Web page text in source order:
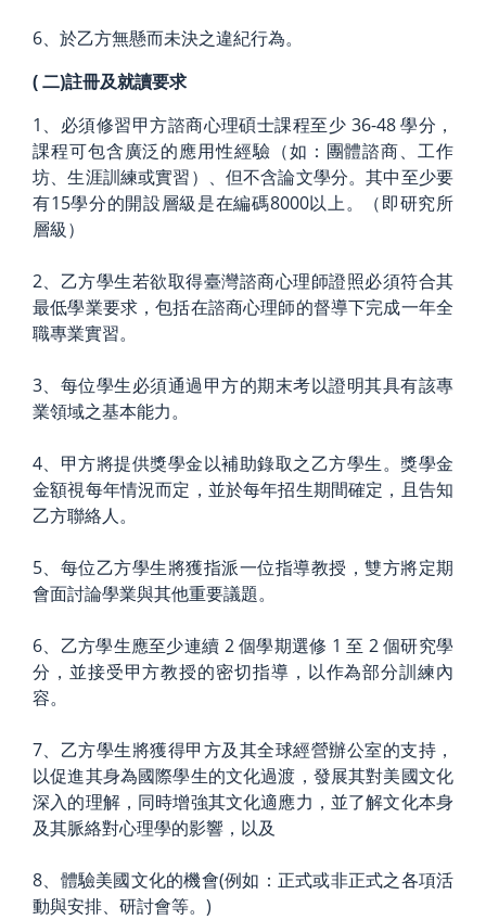
6、於乙方無懸而未決之違紀行為。
(二)註冊及就讀要求
1、必須修習甲方諮商心理碩士課程至少 36-48 學分，
課程可包含廣泛的應用性經驗（如：團體諮商、工作
坊、生涯訓練或實習）、但不含論文學分。其中至少要
有15學分的開設層級是在編碼8000以上。（即研究所
層級）
2、乙方學生若欲取得臺灣諮商心理師證照必須符合其
最低學業要求，包括在諮商心理師的督導下完成一年全
職專業實習。
3、每位學生必須通過甲方的期末考以證明其具有該專
業領域之基本能力。
4、甲方將提供獎學金以補助錄取之乙方學生。獎學金
金額視每年情況而定，並於每年招生期間確定，且告知
乙方聯絡人。
5、每位乙方學生將獲指派一位指導教授，雙方將定期
會面討論學業與其他重要議題。
6、乙方學生應至少連續 2 個學期選修 1 至 2 個研究學
分，並接受甲方教授的密切指導，以作為部分訓練內
容。
7、乙方學生將獲得甲方及其全球經營辦公室的支持，
以促進其身為國際學生的文化過渡，發展其對美國文化
深入的理解，同時增強其文化適應力，並了解文化本身
及其脈絡對心理學的影響，以及
8、體驗美國文化的機會(例如：正式或非正式之各項活
動與安排、研討會等。)